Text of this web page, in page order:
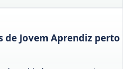
de Jovem Aprendiz perto